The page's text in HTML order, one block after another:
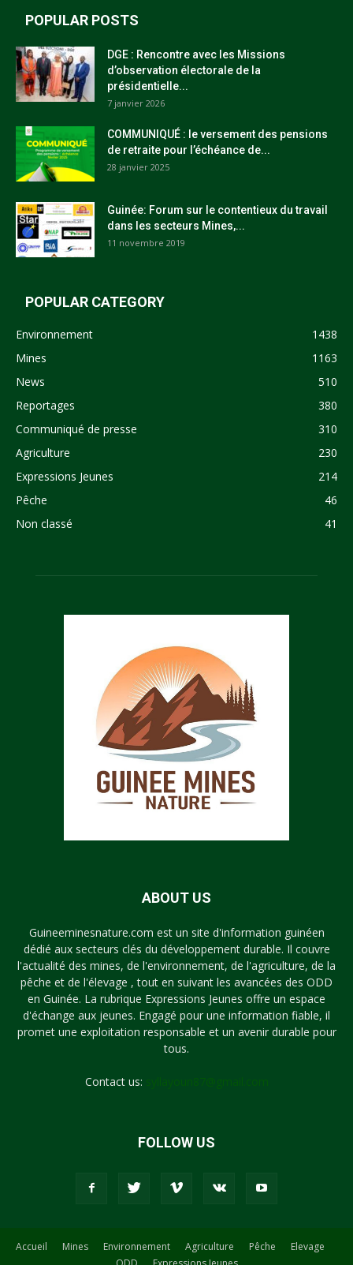
POPULAR POSTS
DGE : Rencontre avec les Missions
d’observation électorale de la
présidentielle...
7 janvier 2026
COMMUNIQUÉ : le versement des pensions
de retraite pour l’échéance de...
28 janvier 2025
Guinée: Forum sur le contentieux du travail
dans les secteurs Mines,...
11 novembre 2019
POPULAR CATEGORY
Environnement
1438
Mines
1163
News
510
Reportages
380
Communiqué de presse
310
Agriculture
230
Expressions Jeunes
214
Pêche
46
Non classé
41
ABOUT US
Guineeminesnature.com est un site d'information guinéen
dédié aux secteurs clés du développement durable. Il couvre
l'actualité des mines, de l'environnement, de l'agriculture, de la
pêche et de l'élevage , tout en suivant les avancées des ODD
en Guinée. La rubrique Expressions Jeunes offre un espace
d'échange aux jeunes. Engagé pour une information fiable, il
promet une exploitation responsable et un avenir durable pour
tous.
Contact us:
FOLLOW US
Accueil Mines Environnement Agriculture Pêche
Elevage